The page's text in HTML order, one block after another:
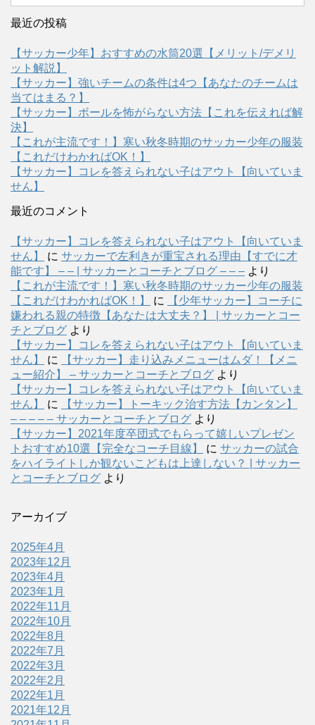
最近の投稿
【サッカー少年】おすすめの水筒20選【メリット/デメリ
ット解説】
【サッカー】強いチームの条件は4つ【あなたのチームは
当てはまる？】
【サッカー】ボールを怖がらない方法【これを伝えれば解
決】
【これが主流です！】寒い秋冬時期のサッカー少年の服装
【これだけわかればOK！】
【サッカー】コレを答えられない子はアウト【向いていま
せん】
最近のコメント
【サッカー】コレを答えられない子はアウト【向いていま
せん】
に サッカーで左利きが重宝される理由【すでに才
能です】 – – | サッカーとコーチとブログ – – – より
【これが主流です！】寒い秋冬時期のサッカー少年の服装
【これだけわかればOK！】
に
【少年サッカー】コーチに
嫌われる親の特徴【あなたは大丈夫？】 | サッカーとコー
チとブログ より
【サッカー】コレを答えられない子はアウト【向いていま
せん】
に
【サッカー】走り込みメニューはムダ！【メニ
ュー紹介】 – サッカーとコーチとブログ より
【サッカー】コレを答えられない子はアウト【向いていま
せん】
に
【サッカー】トーキック治す方法【カンタン】
– – – – – サッカーとコーチとブログ より
【サッカー】2021年度卒団式でもらって嬉しいプレゼン
トおすすめ10選【完全なコーチ目線】
に サッカーの試合
をハイライトしか観ないこどもは上達しない？ | サッカー
とコーチとブログ より
アーカイブ
2025年4月
2023年12月
2023年4月
2023年1月
2022年11月
2022年10月
2022年8月
2022年7月
2022年3月
2022年2月
2022年1月
2021年12月